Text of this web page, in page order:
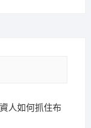
人如何抓住布